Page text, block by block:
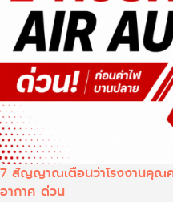
7 สัญญาณเตือนว่าโรงงานคุณ
อากาศ ด่วน